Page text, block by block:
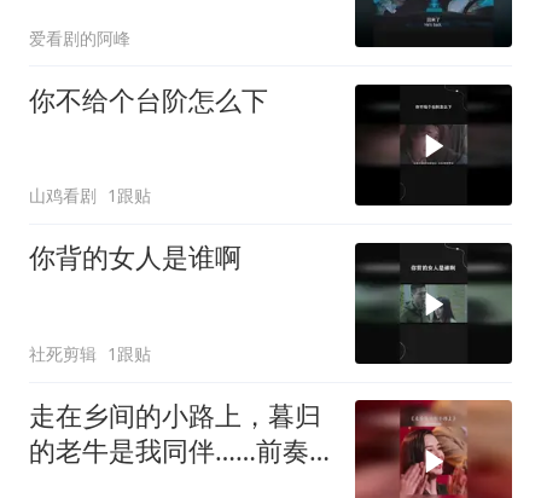
爱看剧的阿峰
你不给个台阶怎么下
山鸡看剧 1跟贴
你背的女人是谁啊
社死剪辑 1跟贴
走在乡间的小路上，暮归
的老牛是我同伴……前奏